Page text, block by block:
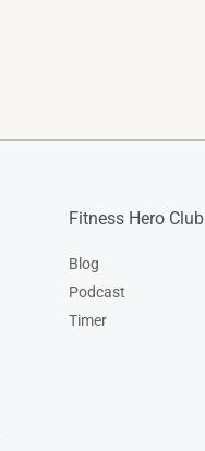
Fitness Hero Club
Blog
Podcast
Timer